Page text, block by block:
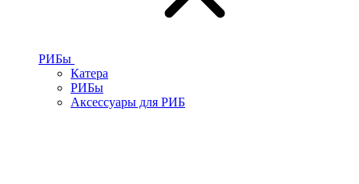
РИБы
Катера
РИБы
Аксессуары для РИБ